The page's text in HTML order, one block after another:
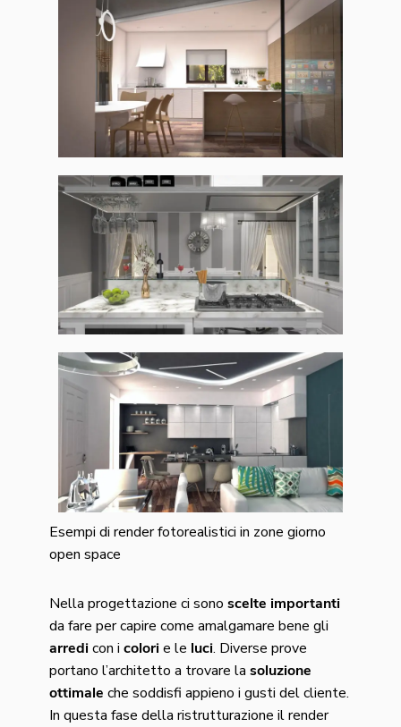
Esempi di render fotorealistici in zone giorno
open space
Nella progettazione ci sono scelte importanti
da fare per capire come amalgamare bene gli
arredicon i colorie le luci. Diverse prove
portano l’architetto a trovare la soluzione
ottimale che soddisfi appieno i gusti del cliente.
In questa fase della ristrutturazione il render